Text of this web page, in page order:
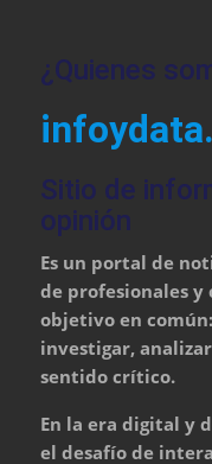
¿Quienes
Sitio de
opinión
Es un portal de
de profesionales y
objetivo en
investigar,
sentido crítico.
En la era digital y
el desafío de